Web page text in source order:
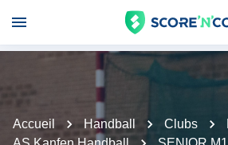
Accueil Handball Clubs